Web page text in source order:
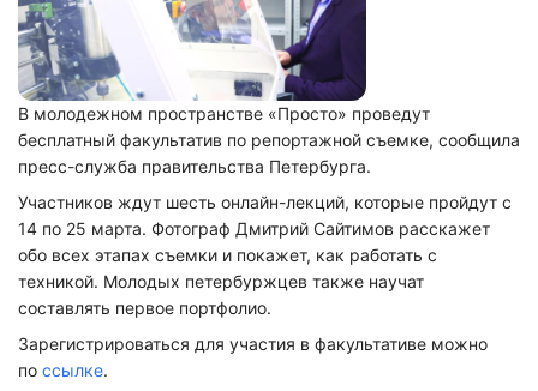
В молодежном пространстве «Просто» проведут
бесплатный факультатив по репортажной съемке, сообщила
пресс-служба правительства Петербурга.
Участников ждут шесть онлайн-лекций, которые пройдут с
14 по 25 марта. Фотограф Дмитрий Сайтимов расскажет
обо всех этапах съемки и покажет, как работать с
техникой. Молодых петербуржцев также научат
составлять первое портфолио.
Зарегистрироваться для участия в факультативе можно
по ссылке.